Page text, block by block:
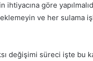
ihtiyacına göre
ve her sulama
değişimi süreci işte bu